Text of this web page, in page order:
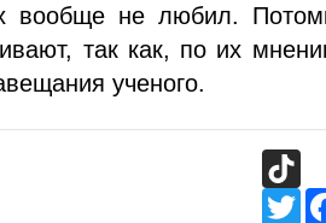
вообще не любил.
так как, по их
ученого.